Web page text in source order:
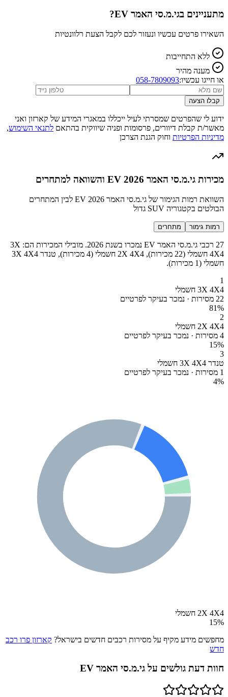
מתעניינים בגי.מ.סי האמר EV ?
השאירו פרטים עכשיו ונעזור לכם לקבל הצעת רלוונטיות
ללא התחייבות
מענה מהיר
או חייגו עכשיו:058-7809093
קבלו הצעה
ידוע לי שהפרטים שמסרתי לעיל ייכללו במאגרי המידע של קארזון ואני
מאשר/ת קבלת דיוורים, פרסומות ופניה שיווקית בהתאם לתנאי השימוש,
מדיניות הפרטיות וחוק הגנת הצרכן
מכירות גי.מ.סי האמר EV 2026 והשוואה למתחרים
השוואת רמות הגימור של גי.מ.סי האמר EV 2026 לבין המתחרים
הבולטים בקטגוריה SUV גדול
רמות גימור מתחרים
27 רכבי גי.מ.סי האמר EV נמכרו בשנת 2026. מובילי המכירות הם: 3X
4X4 חשמלי (22 מכירות), 2X 4X4 חשמלי (4 מכירות), טנדר 3X 4X4
חשמלי (1 מכירות).
1
3X 4X4 חשמלי
22 מסירות · נמכר בעיקר לפרטיים
81%
2
2X 4X4 חשמלי
4 מסירות · נמכר בעיקר לפרטיים
15%
3
טנדר 3X 4X4 חשמלי
1 מסירות · נמכר בעיקר לפרטיים
4%
2X 4X4 חשמלי
15%
מחפשים מידע מקיף על מסירות רכבים חדשים בישראל? קארזון פרו רכב
חדש
חוות דעת גולשים על גי.מ.סי האמר EV